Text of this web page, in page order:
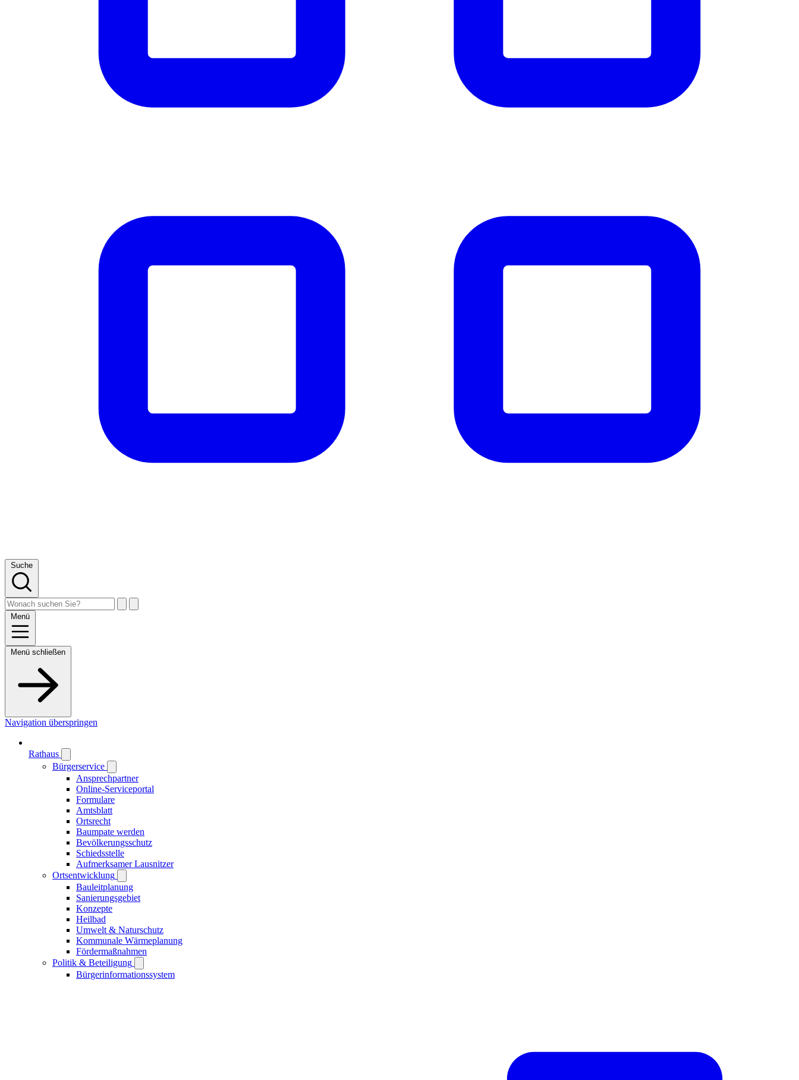
Suche
Menü
Menü schließen
Navigation überspringen
Rathaus
Bürgerservice
Ansprechpartner
Online-Serviceportal
Formulare
Amtsblatt
Ortsrecht
Baumpate werden
Bevölkerungsschutz
Schiedsstelle
Aufmerksamer Lausnitzer
Ortsentwicklung
Bauleitplanung
Sanierungsgebiet
Konzepte
Heilbad
Umwelt & Naturschutz
Kommunale Wärmeplanung
Fördermaßnahmen
Politik & Beteiligung
Bürgerinformationssystem